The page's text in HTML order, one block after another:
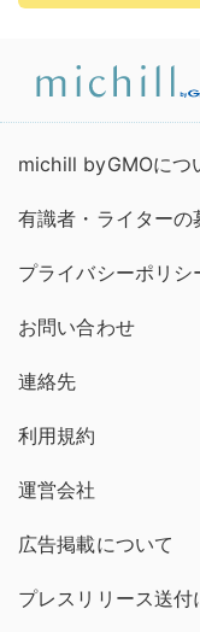
michill byGMOにつ
有識者・ライターの
プライバシーポリシ
お問い合わせ
連絡先
利用規約
運営会社
広告掲載について
プレスリリース送付